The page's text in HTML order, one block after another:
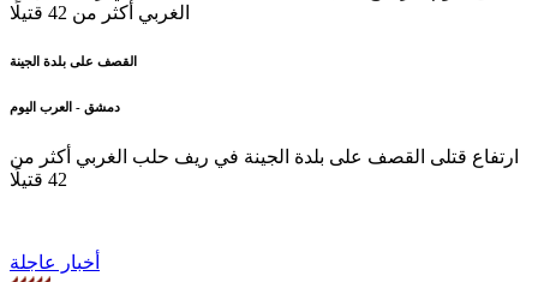
القصف على بلدة الجينة
دمشق - العرب اليوم
ارتفاع قتلى القصف على بلدة الجينة في ريف حلب الغربي أكثر من
42 قتيلًا
أخبار عاجلة